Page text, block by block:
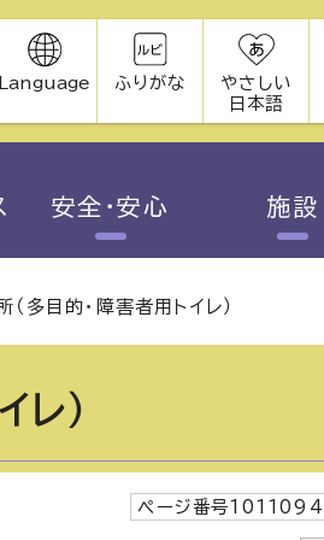
Language ふりがな
やさしい
日本語
安全・安心 施設
（多目的・障害者用トイレ）
レ）
ページ番号1011094